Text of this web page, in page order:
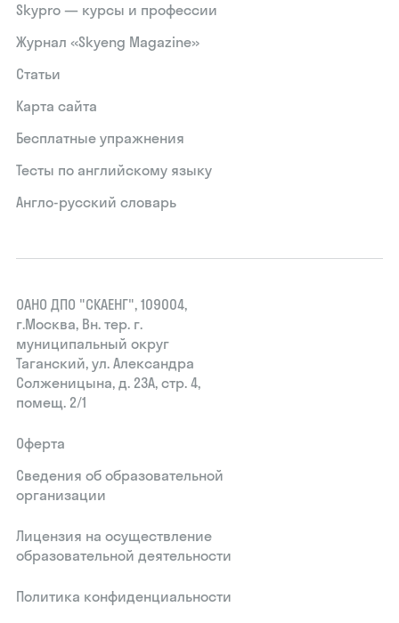
Skypro — курсы и профессии
Журнал «Skyeng Magazine»
Статьи
Карта сайта
Бесплатные упражнения
Тесты по английскому языку
Англо-русский словарь
ОАНО ДПО "СКАЕНГ", 109004,
г.Москва, Вн. тер. г.
муниципальный округ
Таганский, ул. Александра
Солженицына, д. 23А, стр. 4,
помещ. 2/1
Оферта
Сведения об образовательной
организации
Лицензия на осуществление
образовательной деятельности
Политика конфиденциальности